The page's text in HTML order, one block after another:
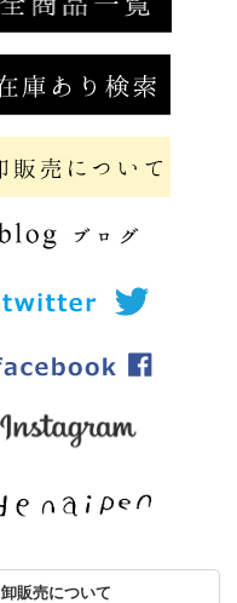
卸販売について